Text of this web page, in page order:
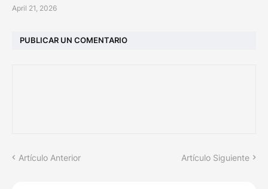
April 21, 2026
PUBLICAR UN COMENTARIO
Artículo Anterior Artículo Siguiente